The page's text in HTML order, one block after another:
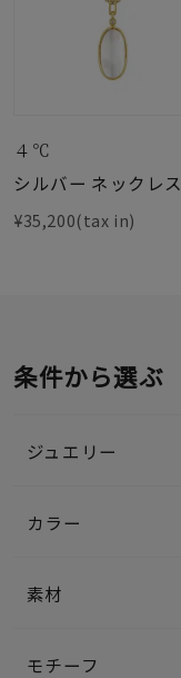
４℃
シルバー ネックレス
¥35,200(tax in)
条件から選ぶ
ジュエリー
カラー
素材
モチーフ